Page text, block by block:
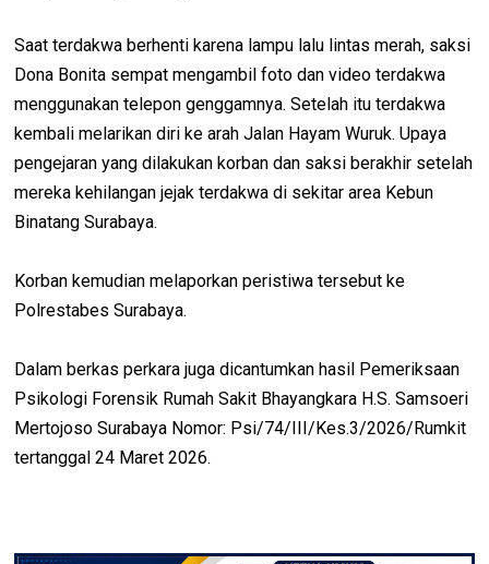
Saat terdakwa berhenti karena lampu lalu lintas merah, saksi
Dona Bonita sempat mengambil foto dan video terdakwa
menggunakan telepon genggamnya. Setelah itu terdakwa
kembali melarikan diri ke arah Jalan Hayam Wuruk. Upaya
pengejaran yang dilakukan korban dan saksi berakhir setelah
mereka kehilangan jejak terdakwa di sekitar area Kebun
Binatang Surabaya.
Korban kemudian melaporkan peristiwa tersebut ke
Polrestabes Surabaya.
Dalam berkas perkara juga dicantumkan hasil Pemeriksaan
Psikologi Forensik Rumah Sakit Bhayangkara H.S. Samsoeri
Mertojoso Surabaya Nomor: Psi/74/III/Kes.3/2026/Rumkit
tertanggal 24 Maret 2026.